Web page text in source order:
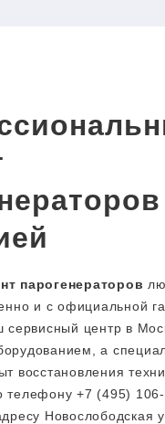
парогенераторов
и с официальной
сервисный центр в
а
восстановления
телефону +7 (495)
Новослободская